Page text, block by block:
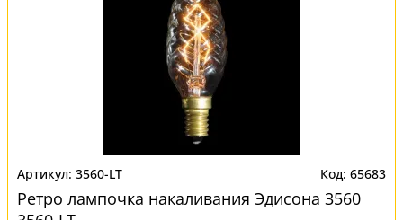
3560-LT 65683
Ретро лампочка накаливания Эдисона 3560